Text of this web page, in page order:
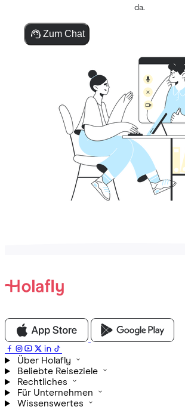
da.
Zum Chat
Über Holafly
Beliebte Reiseziele
Rechtliches
Für Unternehmen
Wissenswertes